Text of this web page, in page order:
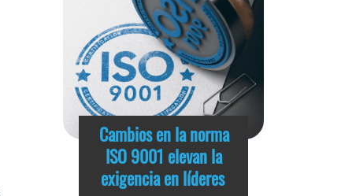
Cambios en la norma
ISO 9001 elevan la
exigencia en líderes